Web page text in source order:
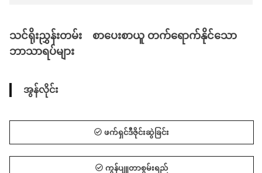
သင်ရိုးညွှန်းတမ်း စာပေးစာယူ တက်ရောက်နိုင်သော
ဘာသာရပ်များ
အွန်လိုင်း
ဖက်ရှင်ဒီဇိုင်းဆွဲခြင်း
ကွန်ပျူတာစွမ်းရည်